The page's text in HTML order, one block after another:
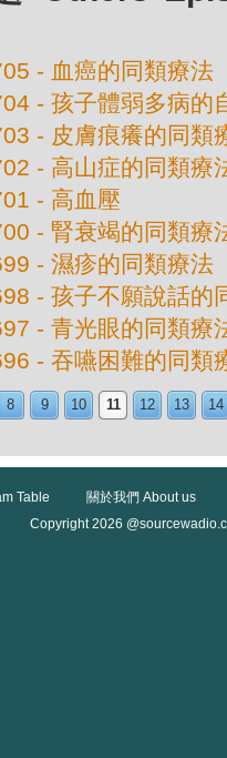
- 血癌的同類療法
- 孩子體弱多病的
- 皮膚痕癢的同類
- 高山症的同類療
- 高血壓
- 腎衰竭的同類療
- 濕疹的同類療法
- 孩子不願說話的
- 青光眼的同類療
- 吞嚥困難的同類
8 9 10 11 12 13 14
Table
關於我們 About us
Copyright 2026